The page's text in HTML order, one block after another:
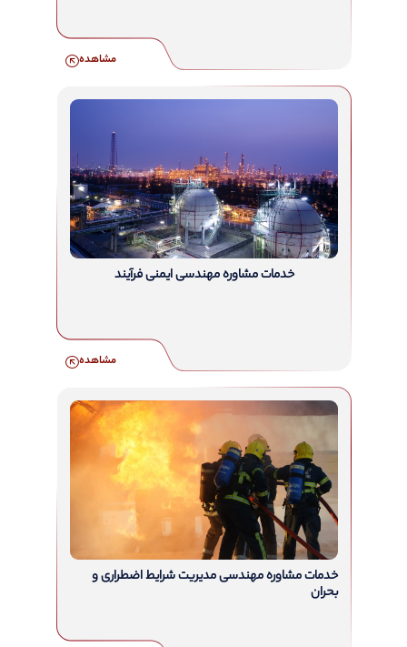
مشاهده
خدمات مشاوره مهندسی ایمنی فرآیند
مشاهده
خدمات مشاوره مهندسی مدیریت شرایط اضطراری و
بحران